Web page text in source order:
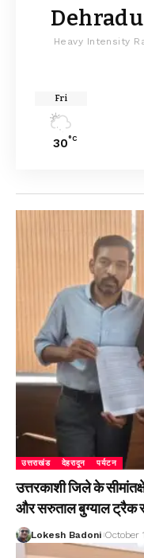
Heavy Intensity
Fri
30°C
उत्तराखंड देहरादून पर्यटन
उत्तरकाशी जिले के
और सरुताल बुग्याल ट्रैक
Lokesh Badoni October